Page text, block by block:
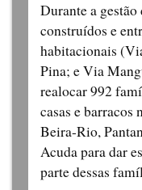
Durante a
construídos e
habitacionais
Pina; e Via
realocar 992
casas e barracos
Beira-Rio,
Acuda para dar
parte dessas